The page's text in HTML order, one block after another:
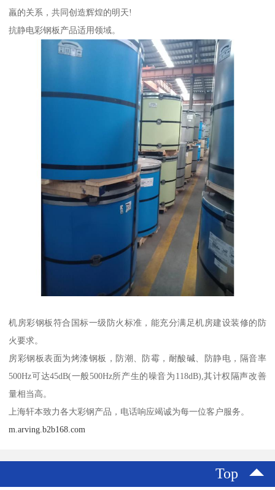
羸的关系，共同创造辉煌的明天!
抗静电彩钢板产品适用领域。
机房彩钢板符合国标一级防火标准，能充分满足机房建设装修的防
火要求。
房彩钢板表面为烤漆钢板，防潮、防霉，耐酸碱、防静电，隔音率
500Hz可达45dB(一般500Hz所产生的噪音为118dB),其计权隔声改善
量相当高。
上海轩本致力各大彩钢产品，电话响应竭诚为每一位客户服务。
m.arving.b2b168.com
Top